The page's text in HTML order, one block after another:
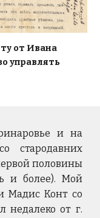
от Ивана
управлять
и на
стародавних
половины
и более). Мой
Мадис Конт со
недалеко от г.